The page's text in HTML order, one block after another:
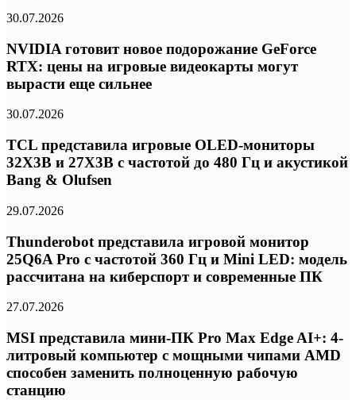
30.07.2026
NVIDIA готовит новое подорожание GeForce
RTX: цены на игровые видеокарты могут
вырасти еще сильнее
30.07.2026
TCL представила игровые OLED-мониторы
32X3B и 27X3B с частотой до 480 Гц и акустикой
Bang & Olufsen
29.07.2026
Thunderobot представила игровой монитор
25Q6A Pro с частотой 360 Гц и Mini LED: модель
рассчитана на киберспорт и современные ПК
27.07.2026
MSI представила мини-ПК Pro Max Edge AI+: 4-
литровый компьютер с мощными чипами AMD
способен заменить полноценную рабочую
станцию